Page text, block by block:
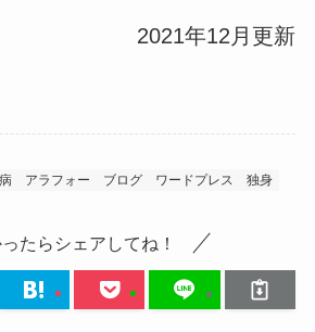
2021年12月更新
アラフォー ブログ ワードプレス 独身
たらシェアしてね！